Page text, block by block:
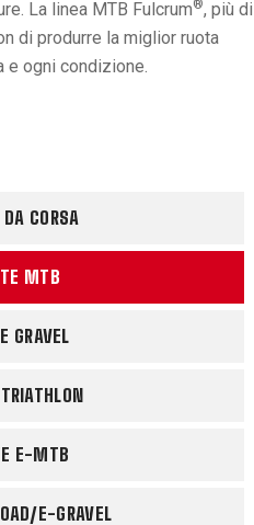
La linea MTB Fulcrum®, più di
di produrre la miglior ruota
ogni condizione.
DA CORSA
MTB
GRAVEL
E-MTB
E-GRAVEL